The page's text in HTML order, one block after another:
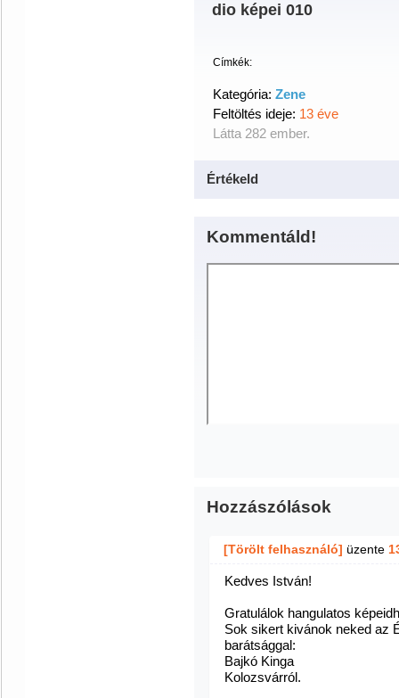
dio képei 010
Címkék:
Kategória: Zene
Feltöltés ideje: 13 éve
Látta 282 ember.
Értékeld
Kommentáld!
Hozzászólások
[Törölt felhasználó] üzente
Kedves István!
Gratulálok hangulatos
Sok sikert kivánok neked az
barátsággal:
Bajkó Kinga
Kolozsvárról.